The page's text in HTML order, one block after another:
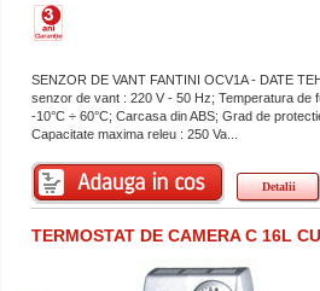
SENZOR DE VANT FANTINI OCV1A - DATE
senzor de vant : 220 V - 50 Hz; Temperatura de
-10°C ÷ 60°C; Carcasa din ABS; Grad de
Capacitate maxima releu : 250 Va...
Detalii
TERMOSTAT DE CAMERA C 16L